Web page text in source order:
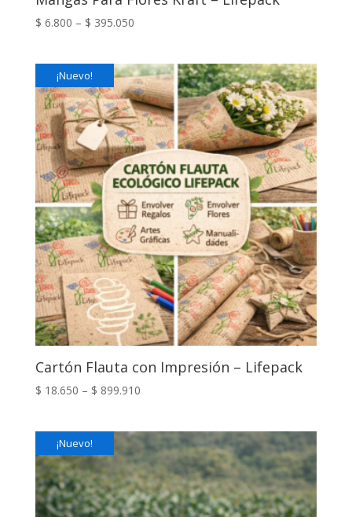
$ 6.800 – $ 395.050
¡Nuevo!
Cartón Flauta con Impresión – Lifepack
$ 18.650 – $ 899.910
¡Nuevo!